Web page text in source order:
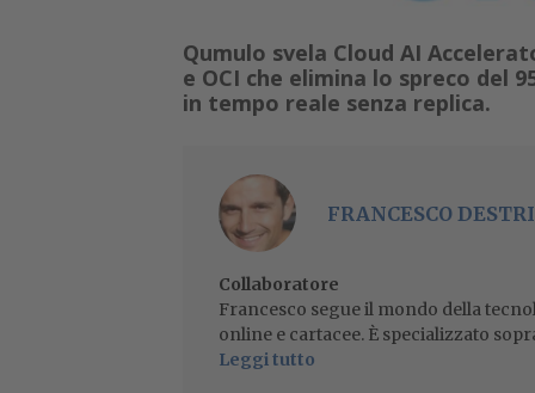
Qumulo svela Cloud AI
e OCI che elimina lo spreco del
in tempo reale senza replica.
FRANCESCO DESTRI
Collaboratore
Francesco segue il mondo della
online e cartacee. È specializzato
Leggi tutto